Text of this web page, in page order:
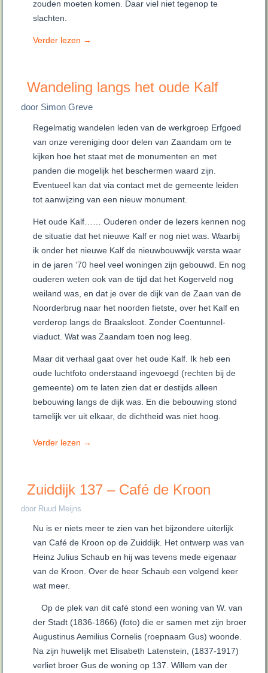
zouden moeten komen. Daar viel niet tegenop te
slachten.
Verder lezen →
Wandeling langs het oude Kalf
door Simon Greve
Regelmatig wandelen leden van de werkgroep Erfgoed
van onze vereniging door delen van Zaandam om te
kijken hoe het staat met de monumenten en met
panden die mogelijk het beschermen waard zijn.
Eventueel kan dat via contact met de gemeente leiden
tot aanwijzing van een nieuw monument.
Het oude Kalf…… Ouderen onder de lezers kennen nog
de situatie dat het nieuwe Kalf er nog niet was. Waarbij
ik onder het nieuwe Kalf de nieuwbouwwijk versta waar
in de jaren ‘70 heel veel woningen zijn gebouwd. En nog
ouderen weten ook van de tijd dat het Kogerveld nog
weiland was, en dat je over de dijk van de Zaan van de
Noorderbrug naar het noorden fietste, over het Kalf en
verderop langs de Braaksloot. Zonder Coentunnel-
viaduct. Wat was Zaandam toen nog leeg.
Maar dit verhaal gaat over het oude Kalf. Ik heb een
oude luchtfoto onderstaand ingevoegd (rechten bij de
gemeente) om te laten zien dat er destijds alleen
bebouwing langs de dijk was. En die bebouwing stond
tamelijk ver uit elkaar, de dichtheid was niet hoog.
Verder lezen →
Zuiddijk 137 – Café de Kroon
door Ruud Meijns
Nu is er niets meer te zien van het bijzondere uiterlijk
van Café de Kroon op de Zuiddijk. Het ontwerp was van
Heinz Julius Schaub en hij was tevens mede eigenaar
van de Kroon. Over de heer Schaub een volgend keer
wat meer.
Op de plek van dit café stond een woning van W. van
der Stadt (1836-1866) (foto) die er samen met zijn broer
Augustinus Aemilius Cornelis (roepnaam Gus) woonde.
Na zijn huwelijk met Elisabeth Latenstein, (1837-1917)
verliet broer Gus de woning op 137. Willem van der